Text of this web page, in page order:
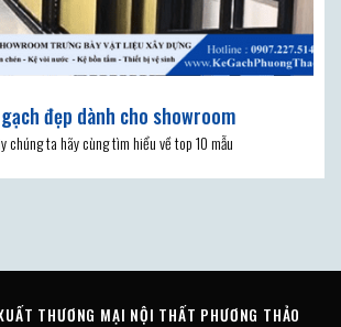
đẹp dành cho showroom
chúng ta hãy cùng tìm hiểu về top 10 mẫu
THƯƠNG MẠI NỘI THẤT PHƯƠNG THẢO